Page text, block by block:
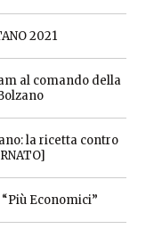
2021
al comando della
la ricetta contro
Economici”